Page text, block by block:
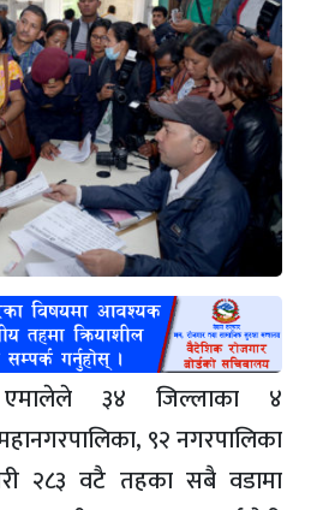
एमालेले ३४ जिल्लाका ४
९२ नगरपालिका
२८३ वटै तहका सबै वडामा